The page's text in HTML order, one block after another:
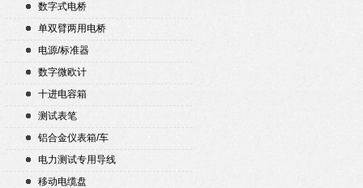
数字式电桥
单双臂两用电桥
电源/标准器
数字微欧计
十进电容箱
测试表笔
铝合金仪表箱/车
电力测试专用导线
移动电缆盘